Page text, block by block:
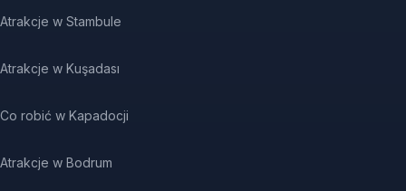
Atrakcje w Stambule
Atrakcje w Kuşadası
Co robić w Kapadocji
Atrakcje w Bodrum